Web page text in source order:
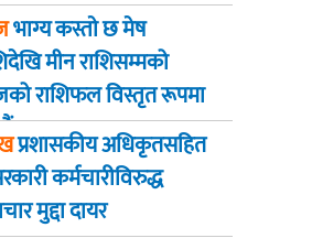
भाग्य कस्ताे छ मेष
मीन राशिसम्मको
राशिफल विस्तृत रूपमा
प्रशासकीय अधिकृतसहित
कर्मचारीविरुद्ध
मुद्दा दायर